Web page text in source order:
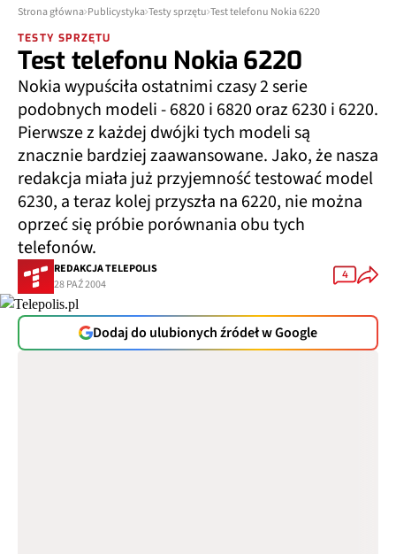
Strona główna Publicystyka Testy sprzętu Test telefonu Nokia 6220
TESTY SPRZĘTU
Test telefonu Nokia 6220
Nokia wypuściła ostatnimi czasy 2 serie
podobnych modeli - 6820 i 6820 oraz 6230 i 6220.
Pierwsze z każdej dwójki tych modeli są
znacznie bardziej zaawansowane. Jako, że nasza
redakcja miała już przyjemność testować model
6230, a teraz kolej przyszła na 6220, nie można
oprzeć się próbie porównania obu tych
telefonów.
REDAKCJA TELEPOLIS
28 PAŹ 2004
4
Dodaj do ulubionych źródeł w Google